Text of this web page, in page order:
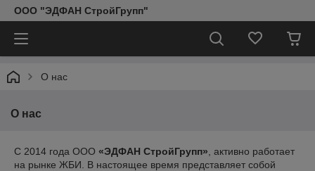
ООО "ЭДФАН СтройГрупп"
О нас
О нас
С 2014 года ООО «ЭДФАН СтройГрупп» , активно работает
на рынке ЖБИ. В настоящее время представляет собой